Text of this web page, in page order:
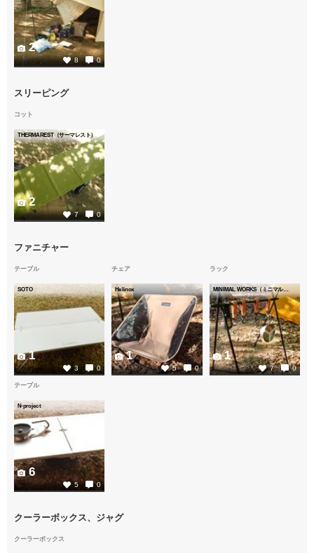
8 0
2
スリーピング
コット
THERMAREST（サーマレスト）
7 0
2
ファニチャー
テーブル
SOTO
3 0
1
チェア
Helinox
5 0
1
ラック
MINIMAL WORKS（ミニマルワークス）
7 0
1
テーブル
N-project
5 0
6
クーラーボックス、ジャグ
クーラーボックス